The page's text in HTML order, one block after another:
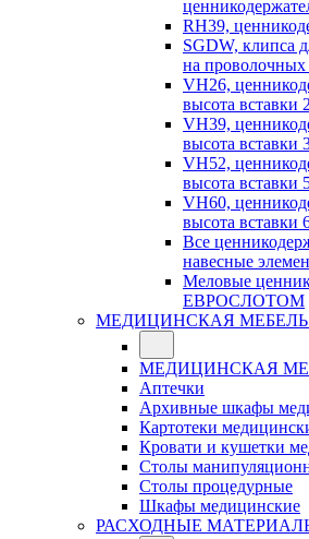
RH39,
SGDW, клипса
на проволочных
VH26,
высота вставки
VH39,
высота вставки
VH52,
высота вставки
VH60,
высота вставки
Все
навесные
Меловые
ЕВРОСЛОТОМ
МЕДИЦИНСКАЯ
МЕДИЦИНСКАЯ
Аптечки
Архивные шкафы
Картотеки
Кровати и кушетки
Столы
Столы процедурные
Шкафы медицинские
РАСХОДНЫЕ